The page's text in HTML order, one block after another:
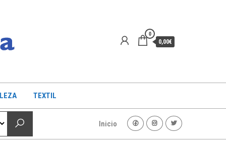
0
0,00€
TEXTIL
Inicio